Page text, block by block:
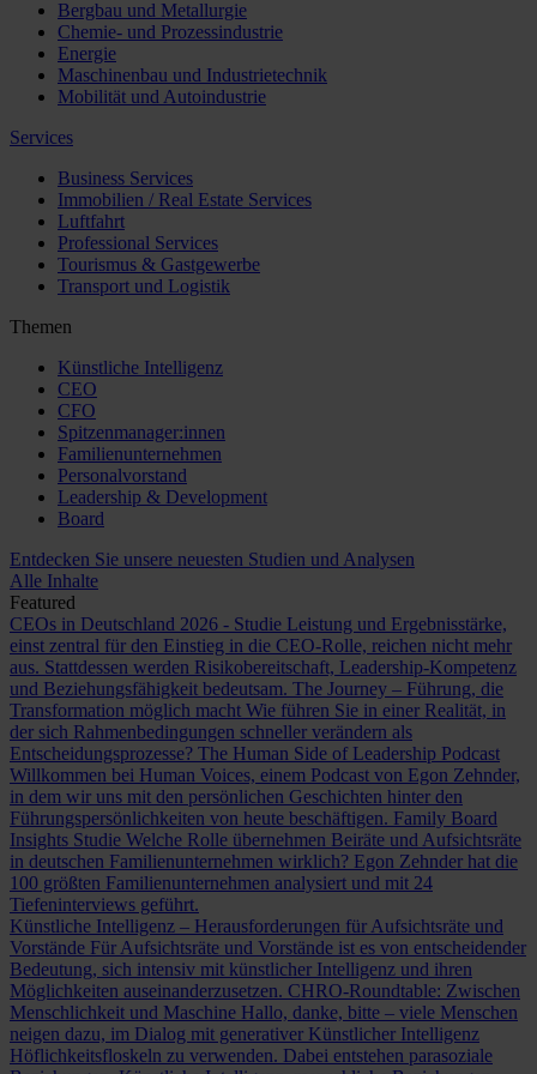
Bergbau und Metallurgie
Chemie- und Prozessindustrie
Energie
Maschinenbau und Industrietechnik
Mobilität und Autoindustrie
Services
Business Services
Immobilien / Real Estate Services
Luftfahrt
Professional Services
Tourismus & Gastgewerbe
Transport und Logistik
Themen
Künstliche Intelligenz
CEO
CFO
Spitzenmanager:innen
Familienunternehmen
Personalvorstand
Leadership & Development
Board
Entdecken Sie unsere neuesten Studien und Analysen
Alle Inhalte
Featured
CEOs in Deutschland 2026 - Studie Leistung und Ergebnisstärke,
einst zentral für den Einstieg in die CEO-Rolle, reichen nicht mehr
aus. Stattdessen werden Risikobereitschaft, Leadership-Kompetenz
und Beziehungsfähigkeit bedeutsam. The Journey – Führung, die
Transformation möglich macht Wie führen Sie in einer Realität, in
der sich Rahmenbedingungen schneller verändern als
Entscheidungsprozesse? The Human Side of Leadership Podcast
Willkommen bei Human Voices, einem Podcast von Egon Zehnder,
in dem wir uns mit den persönlichen Geschichten hinter den
Führungspersönlichkeiten von heute beschäftigen. Family Board
Insights Studie Welche Rolle übernehmen Beiräte und Aufsichtsräte
in deutschen Familienunternehmen wirklich? Egon Zehnder hat die
100 größten Familienunternehmen analysiert und mit 24
Tiefeninterviews geführt.
Künstliche Intelligenz – Herausforderungen für Aufsichtsräte und
Vorstände Für Aufsichtsräte und Vorstände ist es von entscheidender
Bedeutung, sich intensiv mit künstlicher Intelligenz und ihren
Möglichkeiten auseinanderzusetzen. CHRO-Roundtable: Zwischen
Menschlichkeit und Maschine Hallo, danke, bitte – viele Menschen
neigen dazu, im Dialog mit generativer Künstlicher Intelligenz
Höflichkeitsfloskeln zu verwenden. Dabei entstehen parasoziale